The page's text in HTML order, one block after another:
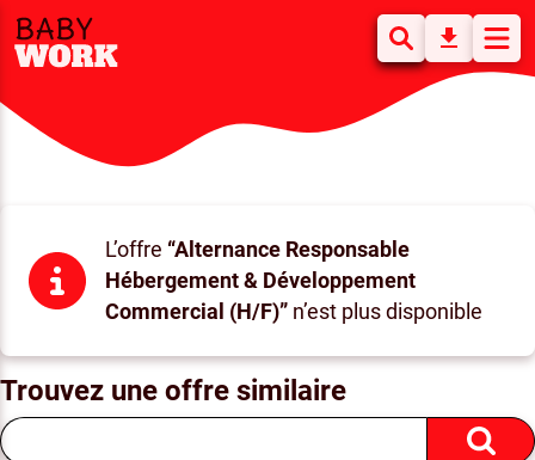
L’offre “Alternance Responsable
Hébergement & Développement
Commercial (H/F)” n’est plus disponible
Trouvez une offre similaire